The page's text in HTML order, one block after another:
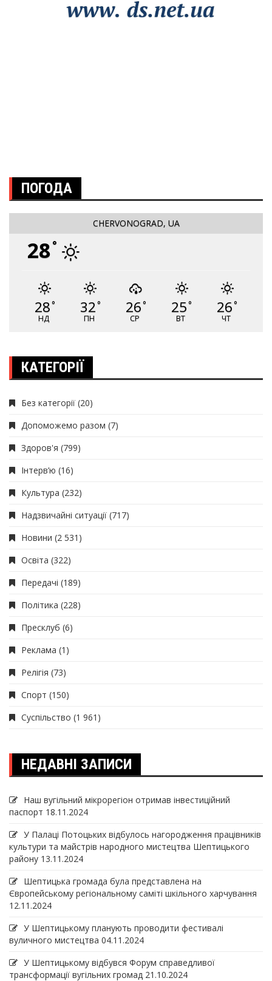
ПОГОДА
CHERVONOGRAD, UA
28°
28°
НД
32°
ПН
26°
СР
25°
ВТ
26°
ЧТ
КАТЕГОРІЇ
Без категорії (20)
Допоможемо разом (7)
Здоров'я (799)
Інтерв’ю (16)
Культура (232)
Надзвичайні ситуації (717)
Новини (2 531)
Освіта (322)
Передачі (189)
Політика (228)
Пресклуб (6)
Реклама (1)
Релігія (73)
Спорт (150)
Суспільство (1 961)
НЕДАВНІ ЗАПИСИ
Наш вугільний мікрорегіон отримав інвеcтиційний
паспорт 18.11.2024
У Палаці Потоцьких відбулось нагородження працівників
культури та майстрів народного мистецтва Шептицького
району 13.11.2024
Шептицька громада була представлена на
Європейському регіональному саміті шкільного харчування
12.11.2024
У Шептицькому планують проводити фестивалі
вуличного мистецтва 04.11.2024
У Шептицькому відбувся Форум справедливої
трансформації вугільних громад 21.10.2024